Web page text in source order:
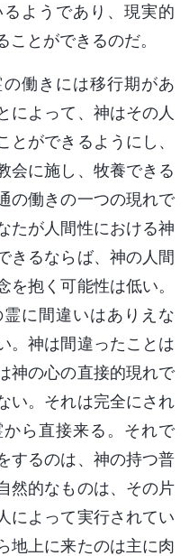
ようであり、現実的
とができるのだ。
働きには移行期があ
によって、神はその人
とができるようにし、
会に施し、牧養できる
の働きの一つの現れで
たが人間性における神
きるならば、神の人間
抱く可能性は低い。
に間違いはありえな
。神は間違ったことは
神の心の直接的現れで
い。それは完全にされ
ら直接来る。それで
するのは、神の持つ普
然的なものは、その片
によって実行されてい
地上に来たのは主に肉